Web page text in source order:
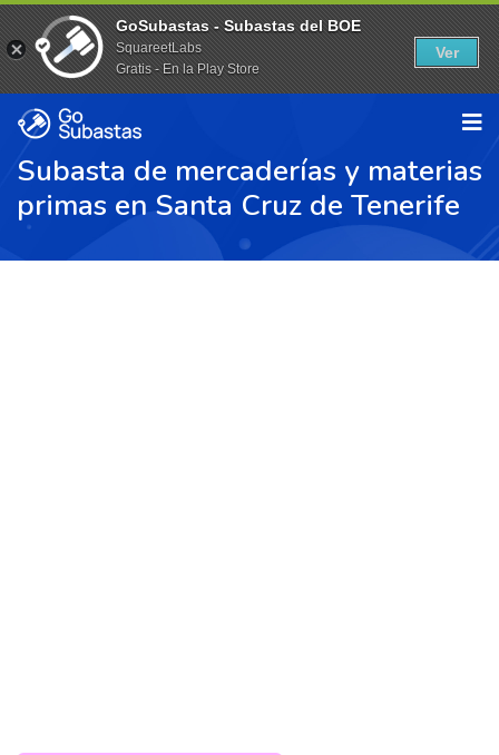
Subasta de mercaderías y materias
primas en Santa Cruz de Tenerife
GoSubastas - Subastas del BOE
SquareetLabs
Gratis - En la Play Store
Ver